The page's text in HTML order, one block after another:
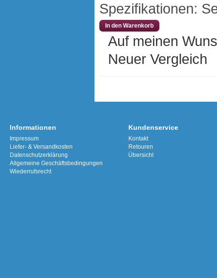
Spezifikationen:
Auf meinen
Neuer Vergleich
Informationen
Impressum
Liefer- & Versandkosten
Datenschutzerklärung
Allgemeine Geschäftsbedingungen
Wiederrufsrecht
Kundenservice
Kontakt
Retouren
Übersicht